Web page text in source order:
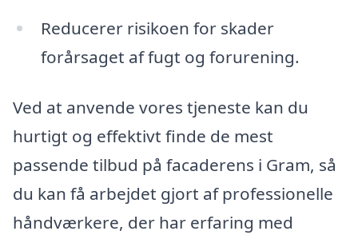
Reducerer risikoen for skader
forårsaget af fugt og forurening.
Ved at anvende vores tjeneste kan du
hurtigt og effektivt finde de mest
passende tilbud på facaderens i Gram, så
du kan få arbejdet gjort af professionelle
håndværkere, der har erfaring med